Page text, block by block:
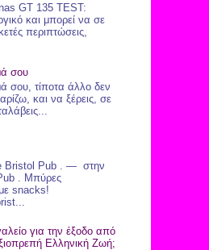
GT 135 TEST:
και μπορεί να σε
περιπτώσεις,
σου
σου, τίποτα άλλο δεν
και να ξέρεις, σε
Bristol Pub . — στην
. Μπύρες
snacks!
για την έξοδο από
Ελληνική Ζωή;